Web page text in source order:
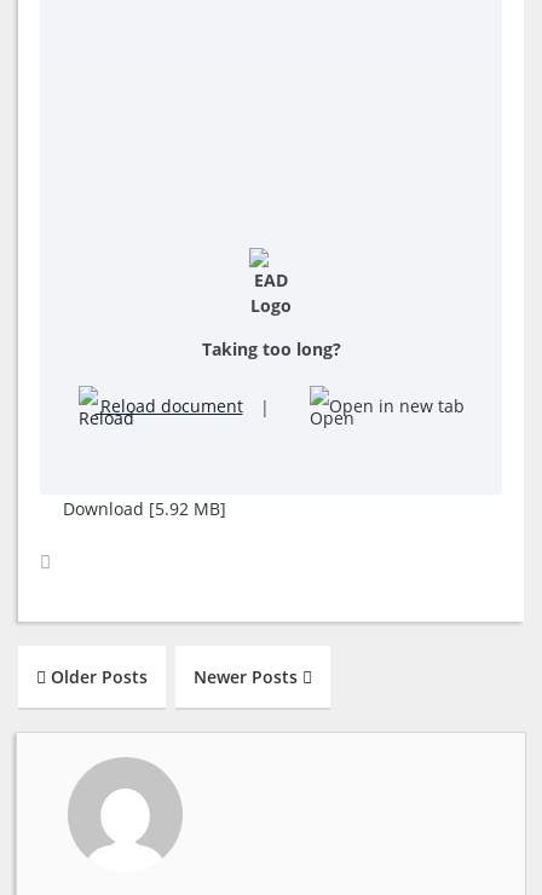
Taking too long?
Reload document | Open in new tab
Download [5.92 MB]
Older Posts Newer Posts